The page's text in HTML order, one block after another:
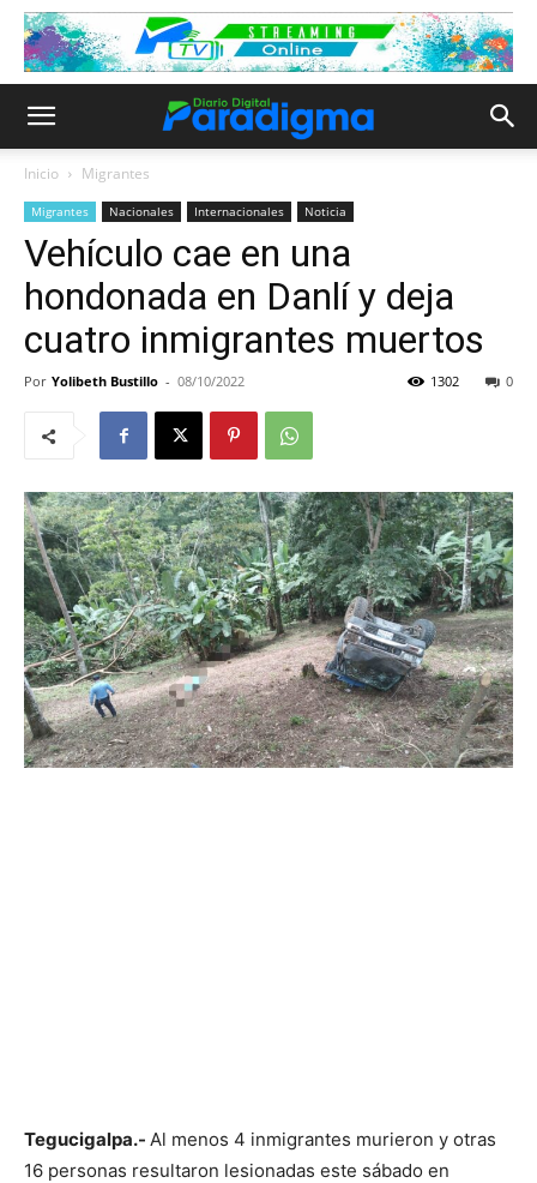
Inicio Migrantes
Migrantes Nacionales Internacionales Noticia
Vehículo cae en una
hondonada en Danlí y deja
cuatro inmigrantes muertos
Por Yolibeth Bustillo - 08/10/2022 0
1302
Tegucigalpa.- Al menos 4 inmigrantes murieron y otras
16 personas resultaron lesionadas este sábado en